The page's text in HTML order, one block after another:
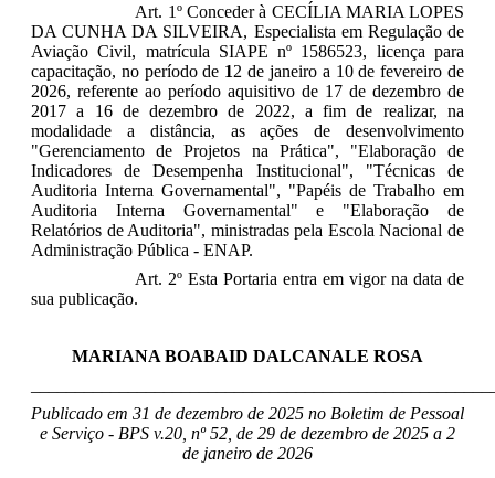
Art. 1º Conceder à CECÍLIA MARIA LOPES
DA CUNHA DA SILVEIRA, Especialista em Regulação de
Aviação Civil, matrícula SIAPE nº 1586523, licença para
capacitação, no período de 12 de janeiro a 10 de fevereiro de
2026, referente ao período aquisitivo de 17 de dezembro de
2017 a 16 de dezembro de 2022, a fim de realizar, na
modalidade a distância, as ações de desenvolvimento
"Gerenciamento de Projetos na Prática", "Elaboração de
Indicadores de Desempenha Institucional", "Técnicas de
Auditoria Interna Governamental", "Papéis de Trabalho em
Auditoria Interna Governamental" e "Elaboração de
Relatórios de Auditoria", ministradas pela Escola Nacional de
Administração Pública - ENAP.
Art. 2º Esta Portaria entra em vigor na data de
sua publicação.
MARIANA BOABAID DALCANALE ROSA
Publicado em 31 de dezembro de 2025 no Boletim de Pessoal
e Serviço - BPS v.20, nº 52, de 29 de dezembro de 2025 a 2
de janeiro de 2026